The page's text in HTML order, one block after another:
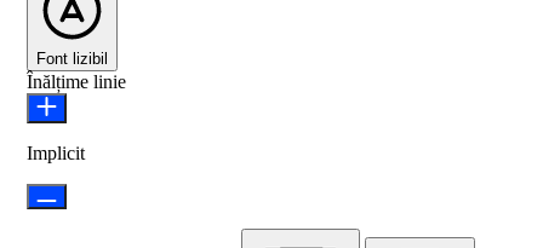
Font lizibil
Înălțime linie
Implicit